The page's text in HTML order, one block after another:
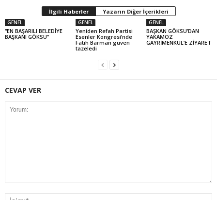
İlgili Haberler Yazarın Diğer İçerikleri
GENEL
“EN BAŞARILI BELEDİYE
BAŞKANI GÖKSU”
GENEL
Yeniden Refah Partisi
Esenler Kongresi’nde
Fatih Barman güven
tazeledi
GENEL
BAŞKAN GÖKSU’DAN
YAKAMOZ
GAYRİMENKUL’E ZİYARET
CEVAP VER